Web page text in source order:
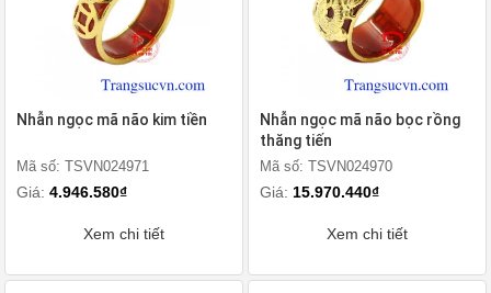
Nhẫn ngọc mã não kim tiền
Mã số: TSVN024971
Giá: 4.946.580₫
Xem chi tiết
Nhẫn ngọc mã não bọc rồng
thăng tiến
Mã số: TSVN024970
Giá: 15.970.440₫
Xem chi tiết